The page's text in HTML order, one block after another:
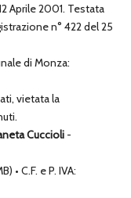
Aprile 2001. Testata
n° 422 del 25
di Monza:
vietata la
Cuccioli -
• C.F. e P. IVA: